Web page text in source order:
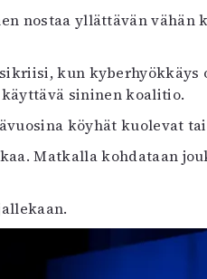
nostaa yllättävän
kun
sininen koalitio.
köyhät kuolevat
Matkalla kohdataan